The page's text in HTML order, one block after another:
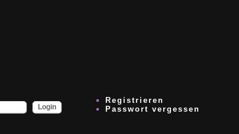
Registrieren
Passwort vergessen